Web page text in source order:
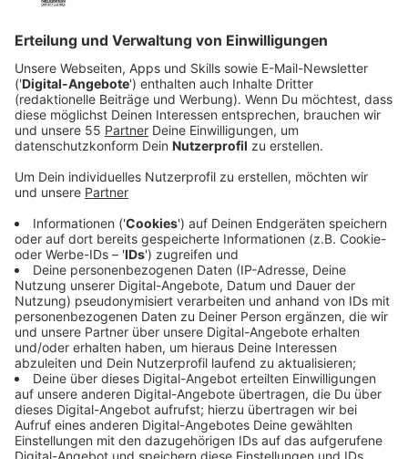
A52: Polizei nimmt drei Männer fest
Anzeige
Auf der A52 hat es in der Nacht zu Montag, 6. Juli
sollte ein Auto mit Wohnanhänger bei Meerbusch-
Büderich kontrolliert werden, weil die Beleuchtung
fehlte. Der Fahrer hielt aber nicht an, sondern
flüchtete. Dabei rammte er einen Streifenwagen und
stieß mit zwei weiteren Polizeiautos zusammen. Im
Kreuz Mönchengladbach kam das Gespann schließlich
zum Stehen.
Anzeige